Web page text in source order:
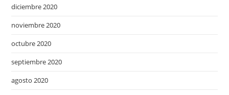
diciembre 2020
noviembre 2020
octubre 2020
septiembre 2020
agosto 2020